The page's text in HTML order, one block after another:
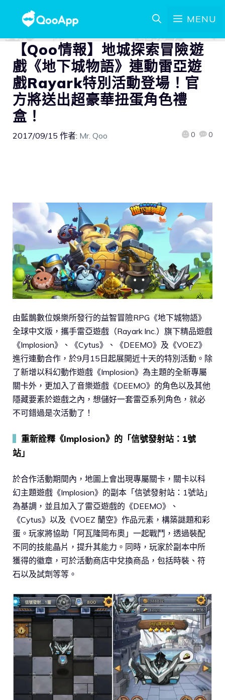
MENU
【Qoo情報】地城探索冒險遊
戲《地下城物語》連動雷亞遊
戲Rayark特別活動登場！官
方將送出超豪華扭蛋角色禮
盒！
2017/09/15 作者: Mr. Qoo 0 0
由藍鵲數位娛樂所發行的益智冒險RPG《地下城物語》
全球中文版，攜手雷亞遊戲（Rayark lnc.）旗下精品遊戲
《Implosion》、《Cytus》、《DEEMO》及《VOEZ》
進行連動合作，於9月15日起展開近十天的特別活動。除
了新增以科幻動作遊戲《Implosion》為主題的全新專屬
關卡外，更加入了音樂遊戲《DEEMO》的角色以及其他
隱藏要素於遊戲之內，想儲好一套雷亞系列角色，就必
不可錯過是次活動了！
重新詮釋《Implosion》的「信號發射站：1號
站」
於合作活動期間內，地圖上會出現專屬關卡，關卡以科
幻主題遊戲《Implosion》的副本「信號發射站：1號站」
為基調，並且加入了雷亞遊戲的《DEEMO》、
《Cytus》以及《VOEZ 蘭空》作品元素，構築謎題和彩
蛋。玩家將協助「阿瓦隆岡布奧」一起戰鬥，透過裝配
不同的技能晶片，提升其能力。同時，玩家於副本中所
獲得的徽章，可於活動商店中兌換商品，包括時裝、符
石以及試劑等等。